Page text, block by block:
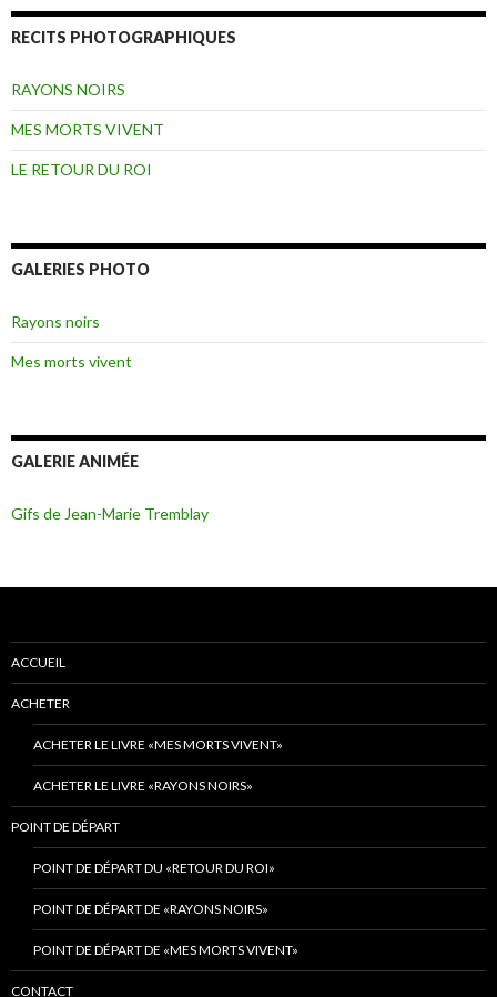
RECITS PHOTOGRAPHIQUES
RAYONS NOIRS
MES MORTS VIVENT
LE RETOUR DU ROI
GALERIES PHOTO
Rayons noirs
Mes morts vivent
GALERIE ANIMÉE
Gifs de Jean-Marie Tremblay
ACCUEIL
ACHETER
ACHETER LE LIVRE «MES MORTS VIVENT»
ACHETER LE LIVRE «RAYONS NOIRS»
POINT DE DÉPART
POINT DE DÉPART DU «RETOUR DU ROI»
POINT DE DÉPART DE «RAYONS NOIRS»
POINT DE DÉPART DE «MES MORTS VIVENT»
CONTACT